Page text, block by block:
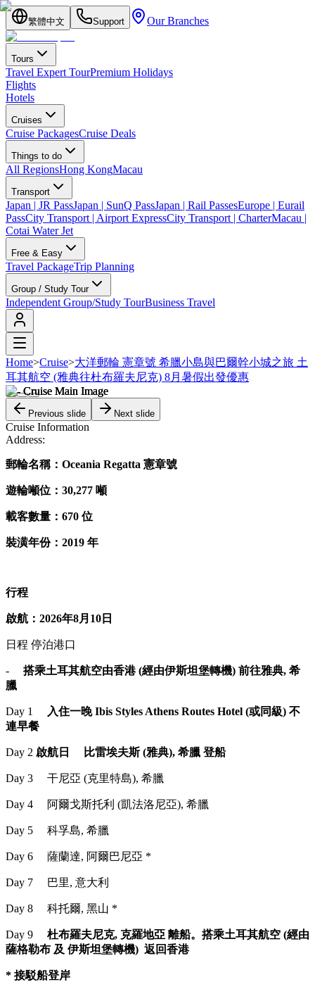
繁體中文 Support Our Branches
Tours
Travel Expert TourPremium Holidays
Flights
Hotels
Cruises
Cruise PackagesCruise Deals
Things to do
All RegionsHong KongMacau
Transport
Japan | JR PassJapan | SunQ PassJapan | Rail PassesEurope | Eurail
PassCity Transport | Airport ExpressCity Transport | CharterMacau |
Cotai Water Jet
Free & Easy
Travel PackageTrip Planning
Group / Study Tour
Independent Group/Study TourBusiness Travel
Home>Cruise>大洋郵輪 憲章號 希臘小島與巴爾幹小城之旅 土
耳其航空 (雅典往杜布羅夫尼克) 8月暑假出發優惠
Previous slide Next slide
Cruise Information
Address:
郵輪名稱：Oceania Regatta 憲章號
遊輪噸位：30,277 噸
載客數量：670 位
裝潢年份：2019 年
行程
啟航：2026年8月10日
日程 停泊港口
- 搭乘土耳其航空由香港 (經由伊斯坦堡轉機) 前往雅典, 希
臘
Day 1
入住一晚 Ibis Styles Athens Routes Hotel (或同級) 不
連早餐
Day 2 啟航日 比雷埃夫斯 (雅典), 希臘 登船
Day 3 干尼亞 (克里特島), 希臘
Day 4 阿爾戈斯托利 (凱法洛尼亞), 希臘
Day 5 科孚島, 希臘
Day 6 薩蘭達, 阿爾巴尼亞 *
Day 7 巴里, 意大利
Day 8 科托爾, 黑山 *
Day 9 杜布羅夫尼克, 克羅地亞 離船。搭乘土耳其航空 (經由
薩格勒布 及 伊斯坦堡轉機) 返回香港
* 接駁船登岸